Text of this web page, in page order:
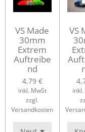
VS Made
30mm
Extrem
Auftreibe
nd
4,79 €
inkl. MwSt
zzgl.
Versandkosten
VS